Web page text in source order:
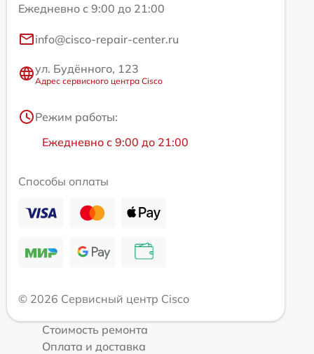
Ежедневно с 9:00 до 21:00
info@cisco-repair-center.ru
ул. Будённого, 123
Адрес сервисного центра Cisco
Режим работы:
Ежедневно с 9:00 до 21:00
Способы оплаты
© 2026 Сервисный центр Cisco
Стоимость ремонта
Оплата и доставка